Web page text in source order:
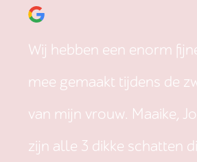
Wij hebben een enorm
mee gemaakt tijdens de
van mijn vrouw. Maaike,
zijn alle 3 dikke schatten